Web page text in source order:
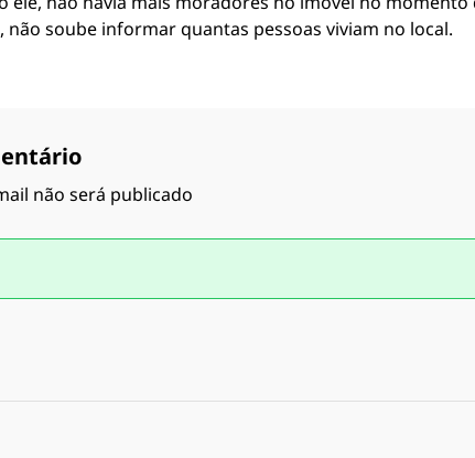
não soube informar quantas pessoas viviam no local.
não será publicado